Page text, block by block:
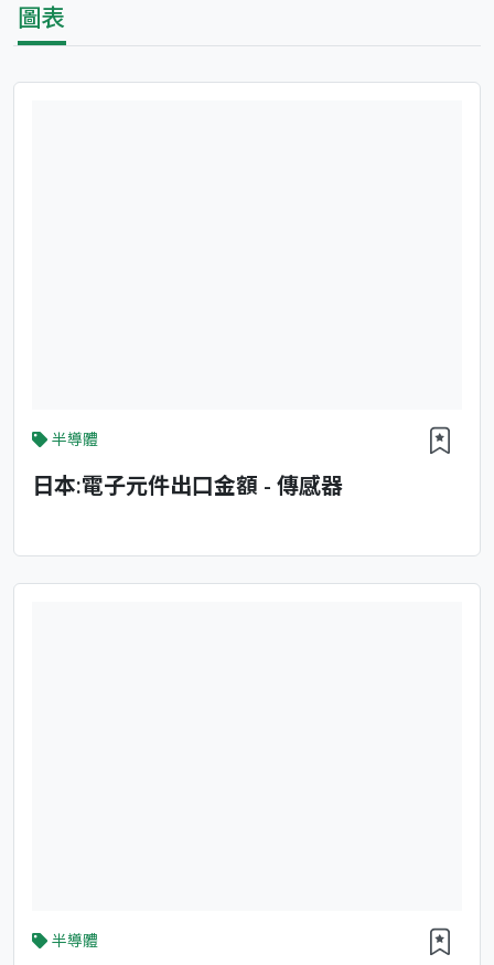
圖表
半導體
日本:電子元件出口金額 - 傳感器
半導體